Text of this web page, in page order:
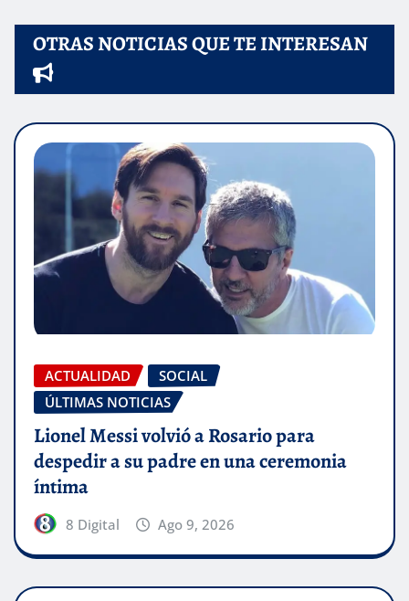
OTRAS NOTICIAS QUE TE INTERESAN
ACTUALIDAD
SOCIAL
ÚLTIMAS NOTICIAS
Lionel Messi volvió a Rosario para
despedir a su padre en una ceremonia
íntima
8 Digital Ago 9, 2026